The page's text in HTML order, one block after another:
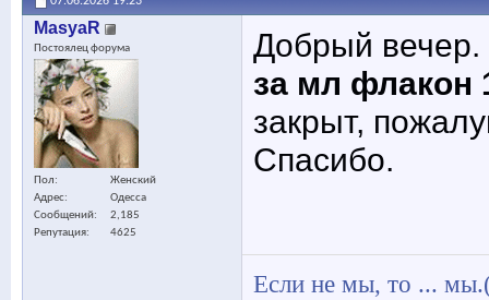
MasyaR
Постоялец форума
Пол
Женский
Адрес
Одесса
Сообщений
2,185
Репутация
4625
Добрый вечер.
за мл флакон
закрыт,
Спасибо.
Если не мы, то ...